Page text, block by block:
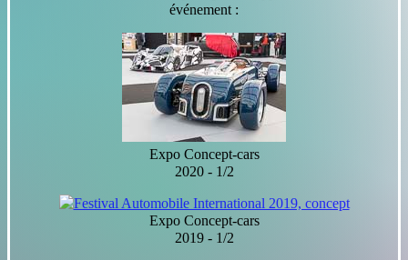
événement :
Expo Concept-cars
2020 - 1/2
Expo Concept-cars
2019 - 1/2